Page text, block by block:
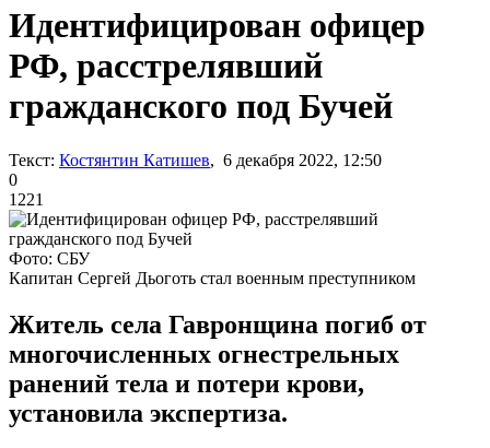
Идентифицирован офицер
РФ, расстрелявший
гражданского под Бучей
Текст: Костянтин Катишев, 6 декабря 2022, 12:50
0
1221
Фото: СБУ
Капитан Сергей Дьоготь стал военным преступником
Житель села Гавронщина погиб от
многочисленных огнестрельных
ранений тела и потери крови,
установила экспертиза.